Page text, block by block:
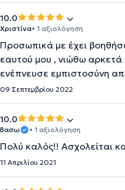
10.0
Χριστίνα• 1 αξιολόγηση
Προσωπικά με έχει
εαυτού μου , νιώθω αρκετά
ενέπνευσε εμπιστοσύνη
09 Σεπτεμβρίου 2022
10.0
Βασω • 1 αξιολόγηση
Πολύ καλός!! Ασχολείται
11 Απριλίου 2021